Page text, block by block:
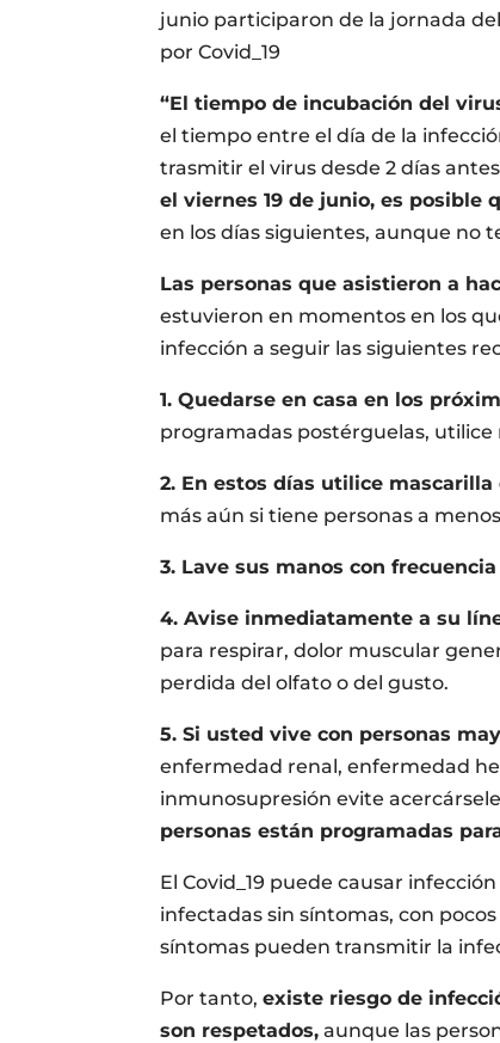
junio participaron de la jornada
por Covid_19
“El tiempo de incubación del
el tiempo entre el día de la
trasmitir el virus desde 2 días
el viernes 19 de junio, es posible
en los días siguientes, aunque no
Las personas que asistieron a
estuvieron en momentos en los
infección a seguir las siguientes
1. Quedarse en casa en los
programadas postérguelas,
2. En estos días utilice
más aún si tiene personas a
3. Lave sus manos con frecuencia
4. Avise inmediatamente a su
para respirar, dolor muscular
perdida del olfato o del gusto.
5. Si usted vive con personas
enfermedad renal, enfermedad
inmunosupresión evite
personas están programadas
El Covid_19 puede causar
infectadas sin síntomas, con
síntomas pueden transmitir la
Por tanto,existe riesgo de
son respetados, aunque las